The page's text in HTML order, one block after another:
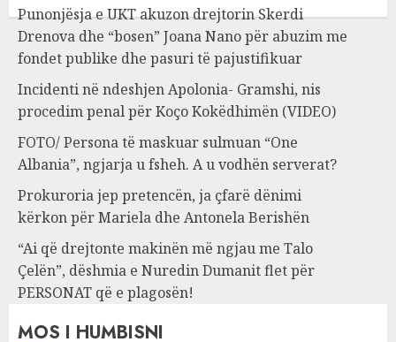
Punonjësja e UKT akuzon drejtorin Skerdi
Drenova dhe “bosen” Joana Nano për abuzim me
fondet publike dhe pasuri të pajustifikuar
Incidenti në ndeshjen Apolonia- Gramshi, nis
procedim penal për Koço Kokëdhimën (VIDEO)
FOTO/ Persona të maskuar sulmuan “One
Albania”, ngjarja u fsheh. A u vodhën serverat?
Prokuroria jep pretencën, ja çfarë dënimi
kërkon për Mariela dhe Antonela Berishën
“Ai që drejtonte makinën më ngjau me Talo
Çelën”, dëshmia e Nuredin Dumanit flet për
PERSONAT që e plagosën!
MOS I HUMBISNI